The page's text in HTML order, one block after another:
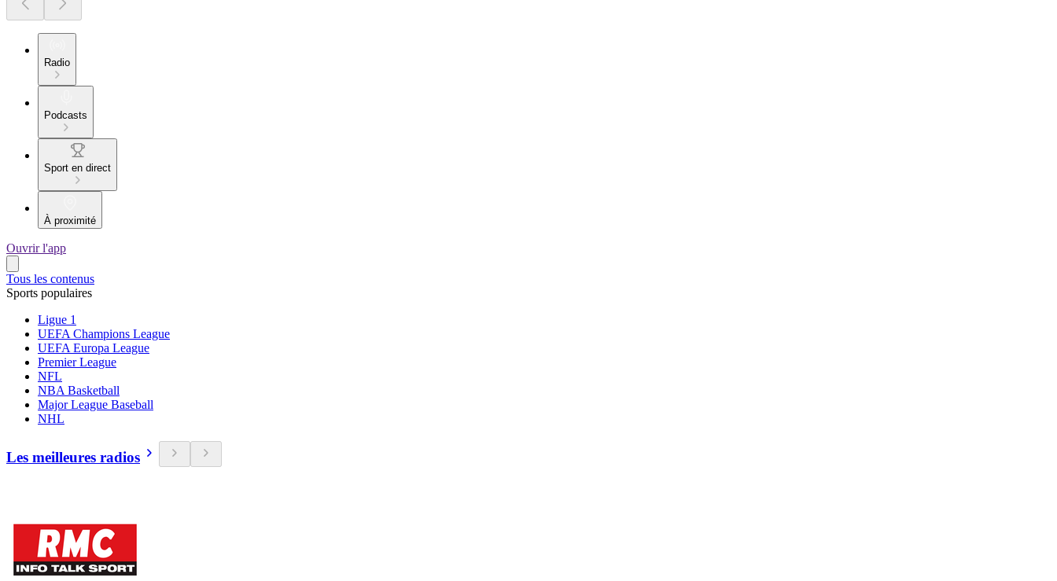
Radio
Podcasts
Sport en direct
À proximité
Ouvrir l'app
Tous les contenus
Sports populaires
Ligue 1
UEFA Champions League
UEFA Europa League
Premier League
NFL
NBA Basketball
Major League Baseball
NHL
Les meilleures radios